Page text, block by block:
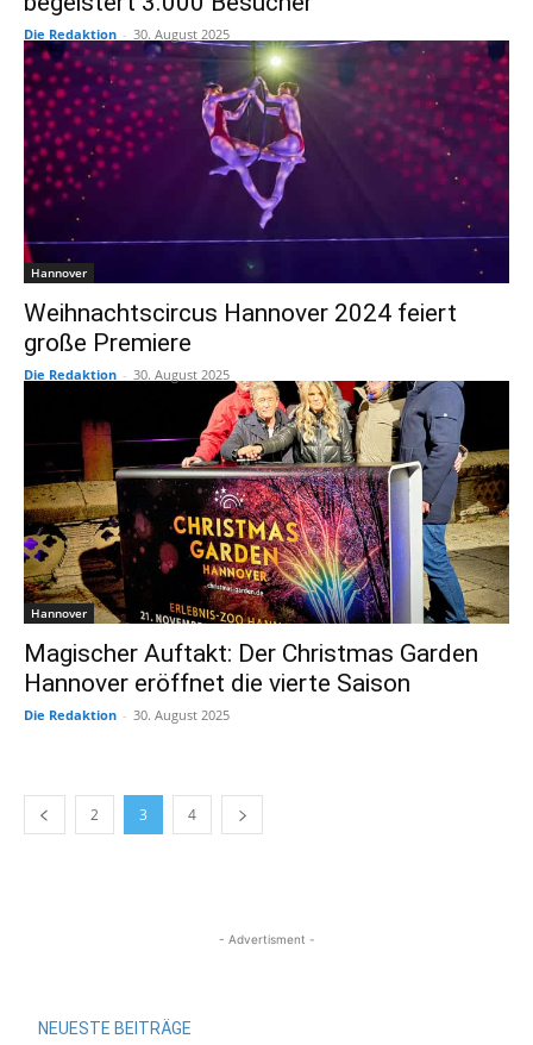
Die Redaktion - 30. August 2025
Hannover
Weihnachtscircus Hannover 2024 feiert
große Premiere
Die Redaktion - 30. August 2025
Hannover
Magischer Auftakt: Der Christmas Garden
Hannover eröffnet die vierte Saison
Die Redaktion - 30. August 2025
2 3 4
- Advertisment -
NEUESTE BEITRÄGE